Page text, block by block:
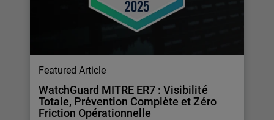
Featured Article
WatchGuard MITRE ER7 : Visibilité
Totale, Prévention Complète et Zéro
Friction Opérationnelle